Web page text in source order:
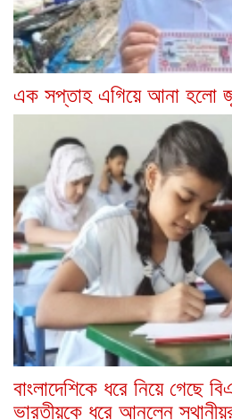
এক সপ্তাহ এগিয়ে আনা হলো
বাংলাদেশিকে ধরে নিয়ে গেছে
ভারতীয়কে ধরে আনলেন